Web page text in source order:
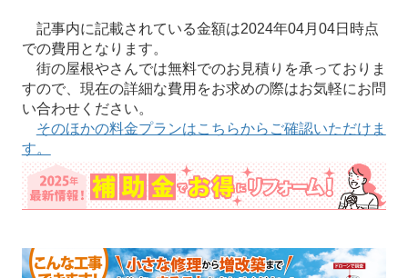
記事内に記載されている金額は2024年04月04日時点
での費用となります。
街の屋根やさんでは無料でのお見積りを承っておりま
すので、現在の詳細な費用をお求めの際はお気軽にお問
い合わせください。
そのほかの料金プランはこちらからご確認いただけま
す。